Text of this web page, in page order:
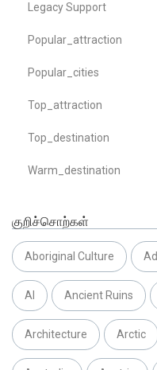
Legacy Support
Popular_attraction
Popular_cities
Top_attraction
Top_destination
Warm_destination
குறிச்சொற்கள்
Aboriginal Culture
AI Ancient Ruins
Architecture Arctic